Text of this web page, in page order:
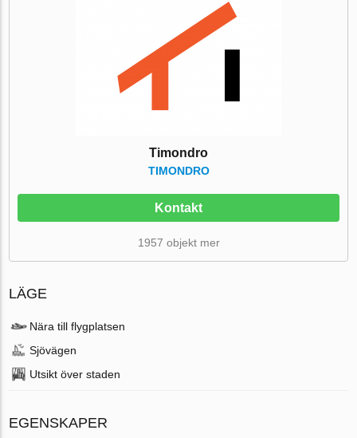
Timondro
TIMONDRO
Kontakt
1957 objekt mer
LÄGE
Nära till flygplatsen
Sjövägen
Utsikt över staden
EGENSKAPER